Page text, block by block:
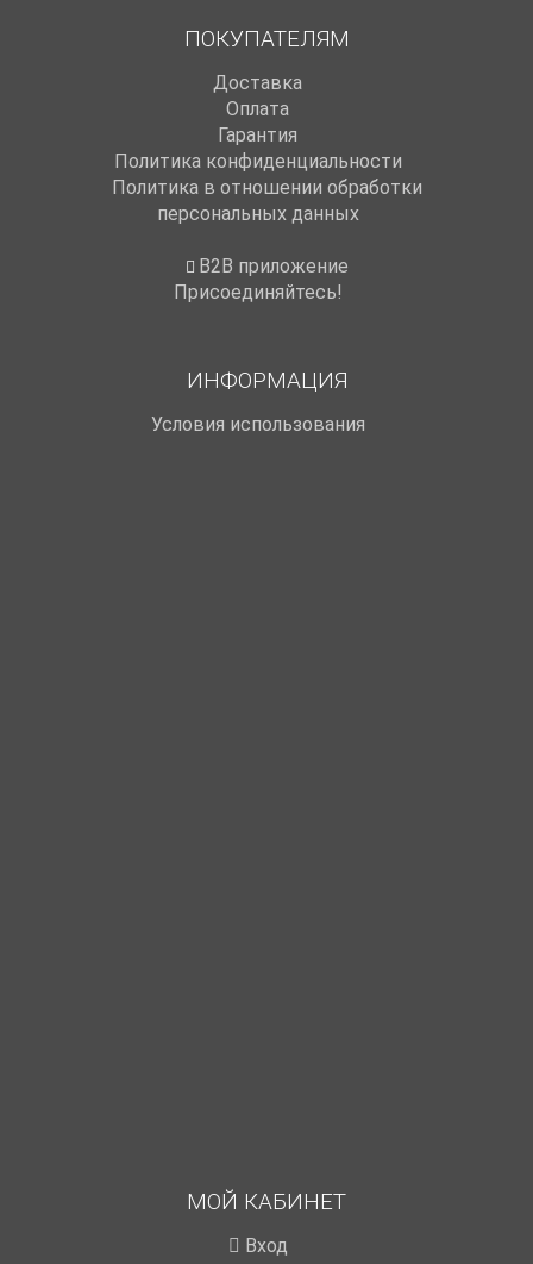
ПОКУПАТЕЛЯМ
Доставка
Оплата
Гарантия
Политика конфиденциальности
Политика в отношении обработки
персональных данных
B2B приложение
Присоединяйтесь!
ИНФОРМАЦИЯ
Условия использования
МОЙ КАБИНЕТ
Вход